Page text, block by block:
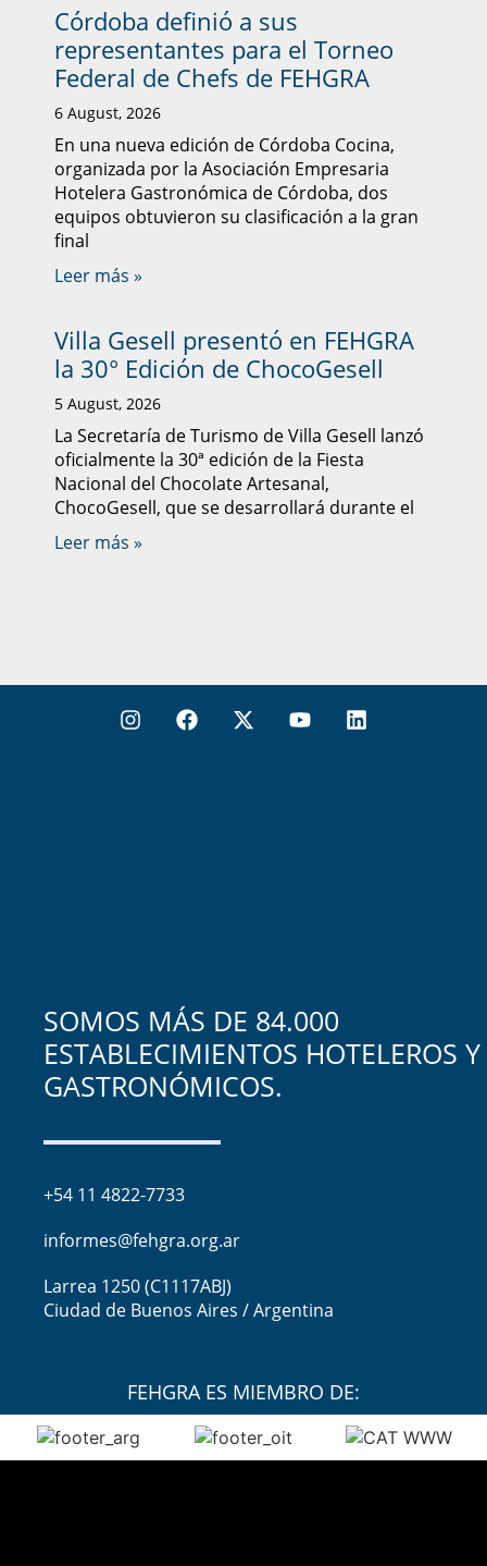
Córdoba definió a sus
representantes para el Torneo
Federal de Chefs de FEHGRA
6 August, 2026
En una nueva edición de Córdoba Cocina,
organizada por la Asociación Empresaria
Hotelera Gastronómica de Córdoba, dos
equipos obtuvieron su clasificación a la gran
final
Leer más »
Villa Gesell presentó en FEHGRA
la 30° Edición de ChocoGesell
5 August, 2026
La Secretaría de Turismo de Villa Gesell lanzó
oficialmente la 30ª edición de la Fiesta
Nacional del Chocolate Artesanal,
ChocoGesell, que se desarrollará durante el
Leer más »
SOMOS MÁS DE 84.000
ESTABLECIMIENTOS HOTELEROS Y
GASTRONÓMICOS.
+54 11 4822-7733
informes@fehgra.org.ar
Larrea 1250 (C1117ABJ)
Ciudad de Buenos Aires / Argentina
FEHGRA ES MIEMBRO DE: